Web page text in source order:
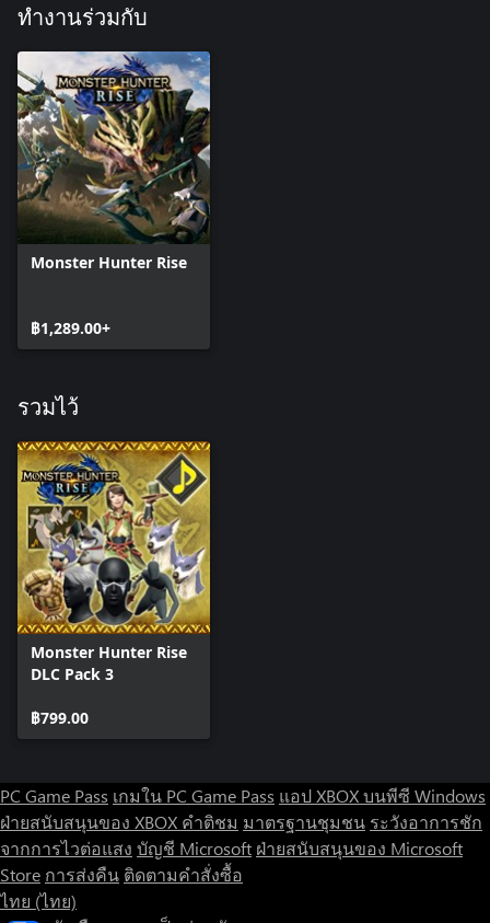
ทำงานร่วมกับ
Monster Hunter Rise
฿1,289.00+
รวมไว้
Monster Hunter Rise
DLC Pack 3
฿799.00
PC Game Pass เกมใน PC Game Pass แอป XBOX บนพีซี Windows
ฝ่ายสนับสนุนของ XBOX คำติชม มาตรฐานชุมชน ระวังอาการชัก
จากการไวต่อแสง บัญชี Microsoft ฝ่ายสนับสนุนของ Microsoft
Store การส่งคืน ติดตามคำสั่งซื้อ
ไทย (ไทย)